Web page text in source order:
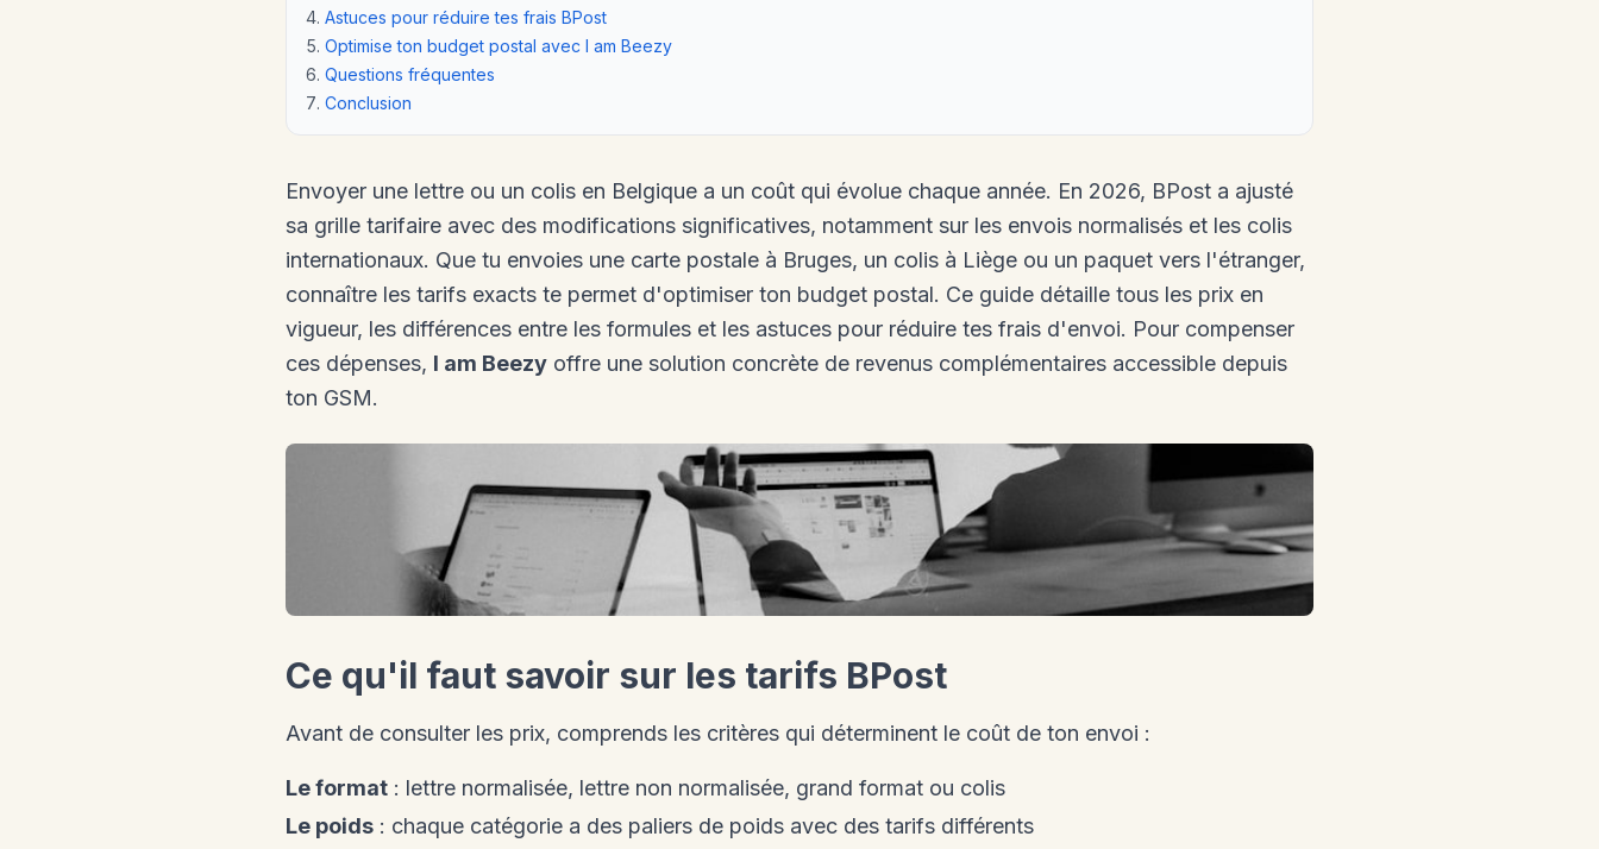
Astuces pour réduire tes frais BPost
Optimise ton budget postal avec I am Beezy
Questions fréquentes
Conclusion
Envoyer une lettre ou un colis en Belgique a un coût qui évolue chaque année. En 2026, BPost a ajusté
sa grille tarifaire avec des modifications significatives, notamment sur les envois normalisés et les colis
internationaux. Que tu envoies une carte postale à Bruges, un colis à Liège ou un paquet vers l'étranger,
connaître les tarifs exacts te permet d'optimiser ton budget postal. Ce guide détaille tous les prix en
vigueur, les différences entre les formules et les astuces pour réduire tes frais d'envoi. Pour compenser
ces dépenses, I am Beezy offre une solution concrète de revenus complémentaires accessible depuis
ton GSM.
Ce qu'il faut savoir sur les tarifs BPost
Avant de consulter les prix, comprends les critères qui déterminent le coût de ton envoi :
Le format : lettre normalisée, lettre non normalisée, grand format ou colis
Le poids : chaque catégorie a des paliers de poids avec des tarifs différents